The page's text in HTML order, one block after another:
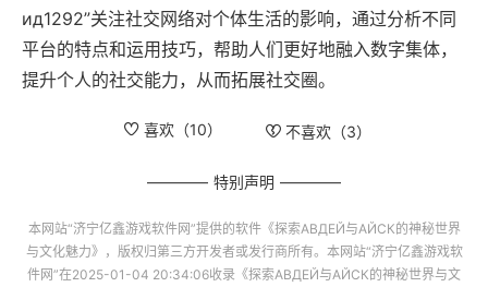
ид1292”关注社交网络对个体生活的影响，通过分析不同
平台的特点和运用技巧，帮助人们更好地融入数字集体，
提升个人的社交能力，从而拓展社交圈。
喜欢（10） 不喜欢（3）
特别声明
本网站“济宁亿鑫游戏软件网”提供的软件《探索АВДЕЙ与АЙСК的神秘世界
与文化魅力》 ，版权归第三方开发者或发行商所有。本网站“济宁亿鑫游戏软
件网”在2025-01-04 20:34:06收录 《探索АВДЕЙ与АЙСК的神秘世界与文